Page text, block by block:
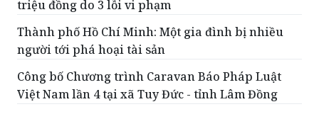
Chứng khoán HD bị xử phạt hành chính hơn 282
triệu đồng do 3 lỗi vi phạm
Thành phố Hồ Chí Minh: Một gia đình bị nhiều
người tới phá hoại tài sản